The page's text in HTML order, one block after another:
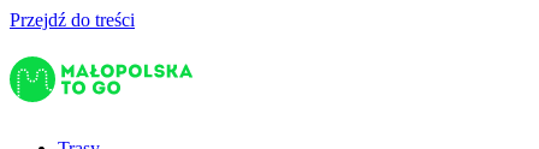
Przejdź do treści